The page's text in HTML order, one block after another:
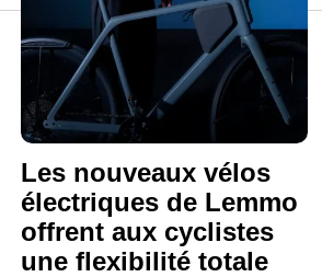
Les nouveaux vélos
électriques de Lemmo
offrent aux cyclistes
une flexibilité totale